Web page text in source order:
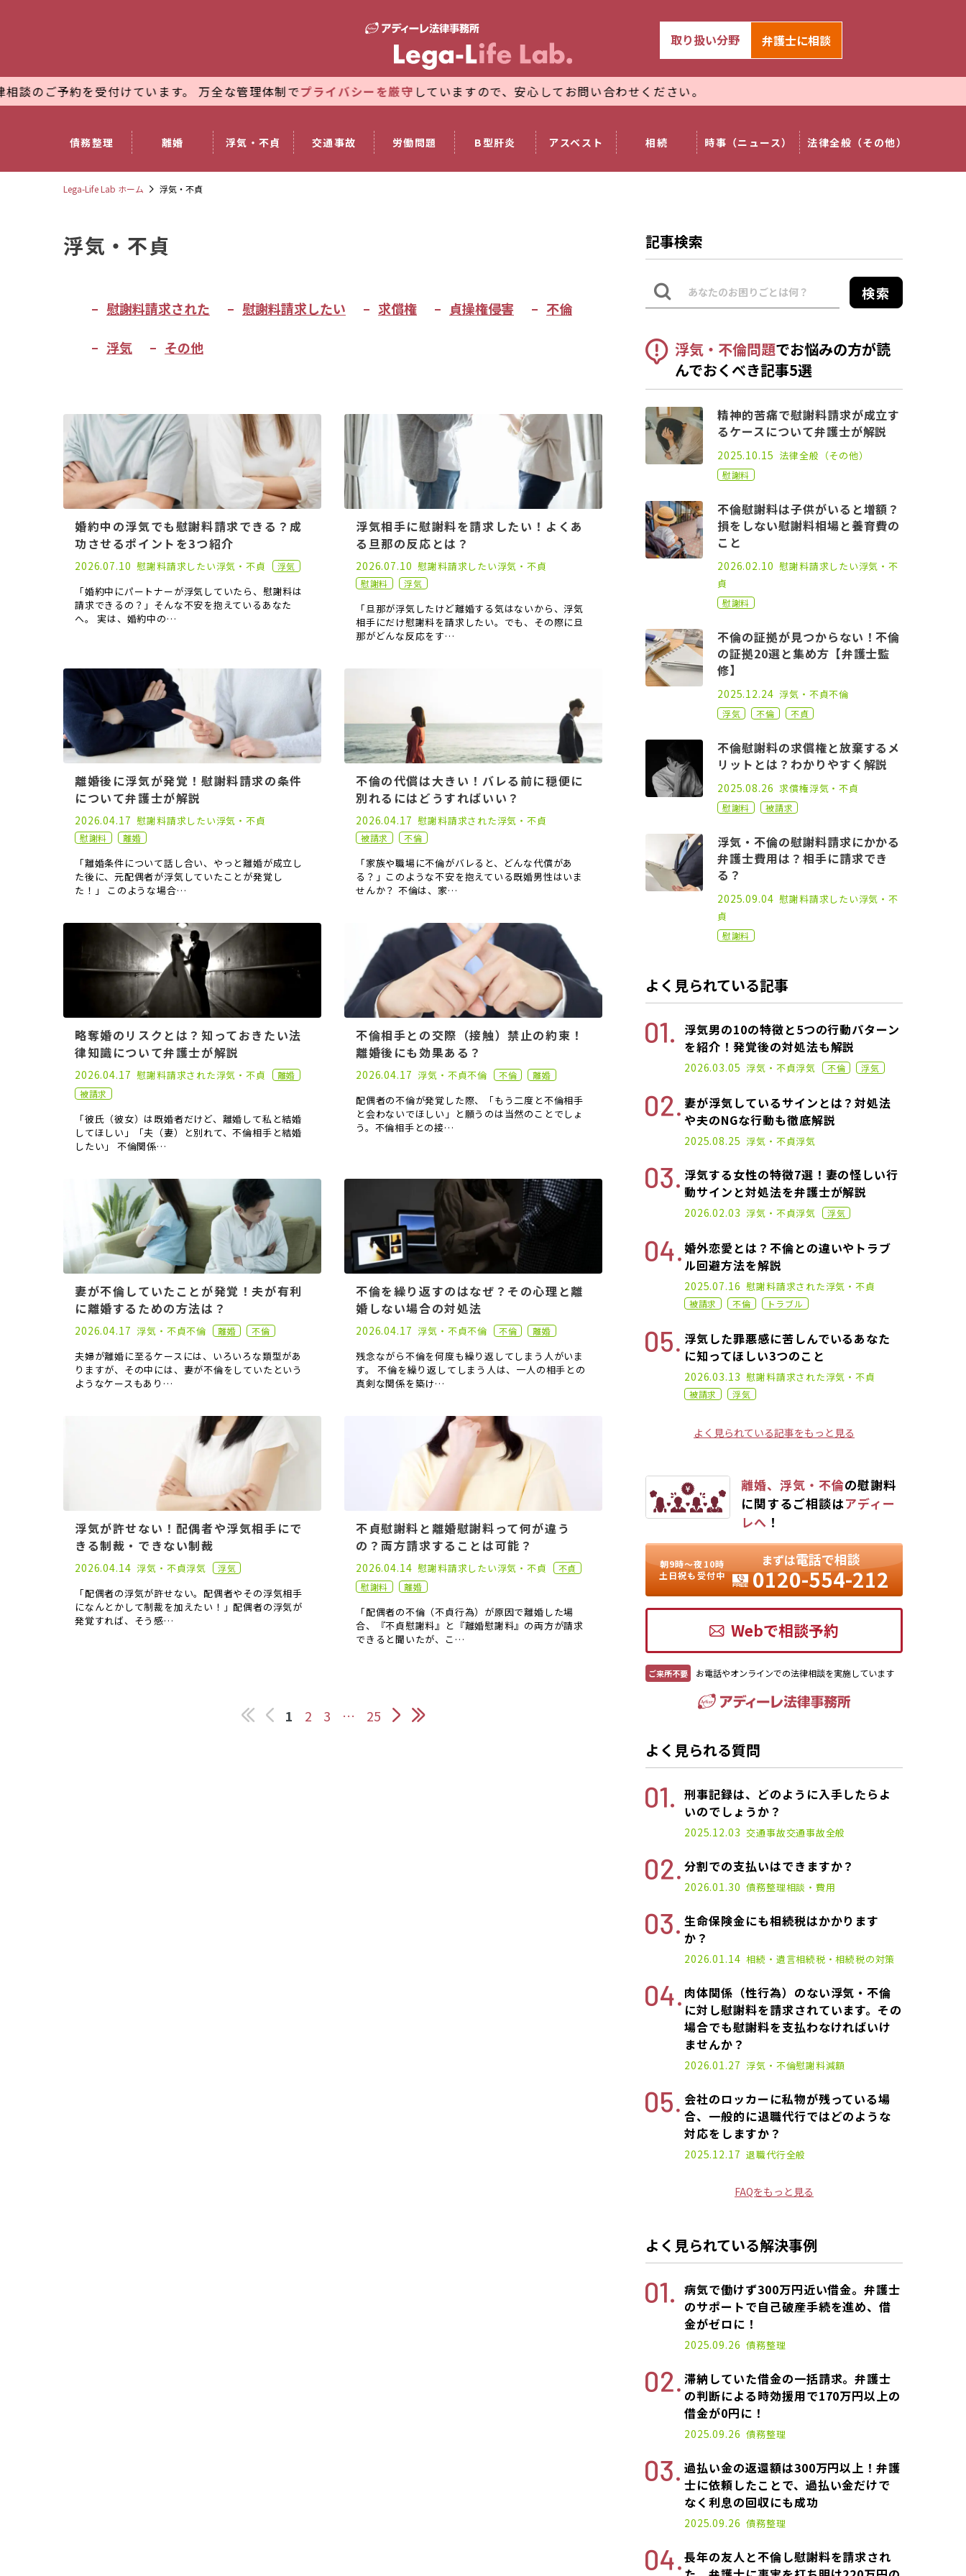
受付けています。 万全な管理体制でプライバシーを厳守していますので、安心してお問い合わせください。
債務整理 離婚 浮気・不貞 交通事故 労働問題 B型肝炎 アスベスト 相続 時事（ニュース） 法律全般（その他）
取り扱い分野 弁護士に相談
Lega-Life Lab ホーム 浮気・不貞
浮気・不貞
慰謝料請求された 慰謝料請求したい 求償権 貞操権侵害 不倫
浮気 その他
婚約中の浮気でも慰謝料請求できる？成
功させるポイントを3つ紹介
2022.11.30
2026.07.10 慰謝料請求したい浮気・不貞 浮気
「婚約中にパートナーが浮気していたら、慰謝料は
請求できるの？」そんな不安を抱えているあなた
へ。 実は、婚約中の…
浮気相手に慰謝料を請求したい！よくあ
る旦那の反応とは？
2023.11.08
2026.07.10 慰謝料請求したい浮気・不貞
慰謝料 浮気
「旦那が浮気したけど離婚する気はないから、浮気
相手にだけ慰謝料を請求したい。でも、その際に旦
那がどんな反応をす…
離婚後に浮気が発覚！慰謝料請求の条件
について弁護士が解説
2022.05.06
2026.04.17 慰謝料請求したい浮気・不貞
慰謝料 離婚
「離婚条件について話し合い、やっと離婚が成立し
た後に、元配偶者が浮気していたことが発覚し
た！」 このような場合…
不倫の代償は大きい！バレる前に穏便に
別れるにはどうすればいい？
2023.02.15
2026.04.17 慰謝料請求された浮気・不貞
被請求 不倫
「家族や職場に不倫がバレると、どんな代償があ
る？」このような不安を抱えている既婚男性はいま
せんか？ 不倫は、家…
略奪婚のリスクとは？知っておきたい法
律知識について弁護士が解説
2021.01.25
2026.04.17 慰謝料請求された浮気・不貞
離婚
被請求
「彼氏（彼女）は既婚者だけど、離婚して私と結婚
してほしい」「夫（妻）と別れて、不倫相手と結婚
したい」 不倫関係…
不倫相手との交際（接触）禁止の約束！
離婚後にも効果ある？
2021.06.02
2026.04.17 浮気・不貞不倫 不倫 離婚
配偶者の不倫が発覚した際、「もう二度と不倫相手
と会わないでほしい」と願うのは当然のことでしょ
う。不倫相手との接…
妻が不倫していたことが発覚！夫が有利
に離婚するための方法は？
2021.06.02
2026.04.17 浮気・不貞不倫 離婚 不倫
夫婦が離婚に至るケースには、いろいろな類型があ
りますが、その中には、妻が不倫をしていたという
ようなケースもあり…
不倫を繰り返すのはなぜ？その心理と離
婚しない場合の対処法
2021.03.31
2026.04.17 浮気・不貞不倫 不倫 離婚
残念ながら不倫を何度も繰り返してしまう人がいま
す。 不倫を繰り返してしまう人は、一人の相手との
真剣な関係を築け…
浮気が許せない！配偶者や浮気相手にで
きる制裁・できない制裁
2022.10.19
2026.04.14 浮気・不貞浮気 浮気
「配偶者の浮気が許せない。配偶者やその浮気相手
になんとかして制裁を加えたい！」配偶者の浮気が
発覚すれば、そう感…
不貞慰謝料と離婚慰謝料って何が違う
の？両方請求することは可能？
2022.08.03
2026.04.14 慰謝料請求したい浮気・不貞
不貞
慰謝料
離婚
「配偶者の不倫（不貞行為）が原因で離婚した場
合、『不貞慰謝料』と『離婚慰謝料』の両方が請求
できると聞いたが、こ…
1 2 3 … 25
記事検索
検索
浮気・不倫問題でお悩みの方が読
んでおくべき記事5選
精神的苦痛で慰謝料請求が成立す
るケースについて弁護士が解説
2021.03.17
2025.10.15 法律全般（その他）
慰謝料
不倫慰謝料は子供がいると増額？
損をしない慰謝料相場と養育費の
こと
2022.05.06
2026.02.10 慰謝料請求したい浮気・不
貞
慰謝料
不倫の証拠が見つからない！不倫
の証拠20選と集め方【弁護士監
修】
2021.02.17
2025.12.24 浮気・不貞不倫
浮気 不倫 不貞
不倫慰謝料の求償権と放棄するメ
リットとは？わかりやすく解説
2022.09.21
2025.08.26 求償権浮気・不貞
慰謝料 被請求
浮気・不倫の慰謝料請求にかかる
弁護士費用は？相手に請求でき
る？
2021.10.01
2025.09.04 慰謝料請求したい浮気・不
貞
慰謝料
よく見られている記事
浮気男の10の特徴と5つの行動パターン
を紹介！発覚後の対処法も解説
2022.12.07
2026.03.05 浮気・不貞浮気 不倫 浮気
妻が浮気しているサインとは？対処法
や夫のNGな行動も徹底解説
2025.01.17
2025.08.25 浮気・不貞浮気
浮気する女性の特徴7選！妻の怪しい行
動サインと対処法を弁護士が解説
2023.01.18
2026.02.03 浮気・不貞浮気 浮気
婚外恋愛とは？不倫との違いやトラブ
ル回避方法を解説
2023.04.19
2025.07.16 慰謝料請求された浮気・不貞
被請求 不倫 トラブル
浮気した罪悪感に苦しんでいるあなた
に知ってほしい3つのこと
2023.03.01
2026.03.13 慰謝料請求された浮気・不貞
被請求 浮気
よく見られている記事をもっと見る
離婚、浮気・不倫の慰謝料
に関するご相談はアディー
レへ ！
朝9時〜夜10時
土日祝も受付中
まずは電話で相談
0120-554-212
Webで相談予約
ご来所不要 お電話やオンラインでの法律相談を実施しています
よく見られる質問
刑事記録は、どのように入手したらよ
いのでしょうか？
2025.12.03 交通事故交通事故全般
分割での支払いはできますか？
2026.01.30 債務整理相談・費用
生命保険金にも相続税はかかります
か？
2026.01.14 相続・遺言相続税・相続税の対策
肉体関係（性行為）のない浮気・不倫
に対し慰謝料を請求されています。その
場合でも慰謝料を支払わなければいけ
ませんか？
2026.01.27 浮気・不倫慰謝料減額
会社のロッカーに私物が残っている場
合、一般的に退職代行ではどのような
対応をしますか？
2025.12.17 退職代行全般
FAQをもっと見る
よく見られている解決事例
病気で働けず300万円近い借金。弁護士
のサポートで自己破産手続を進め、借
金がゼロに！
2025.09.26 債務整理
滞納していた借金の一括請求。弁護士
の判断による時効援用で170万円以上の
借金が0円に！
2025.09.26 債務整理
過払い金の返還額は300万円以上！弁護
士に依頼したことで、過払い金だけで
なく利息の回収にも成功
2025.09.26 債務整理
長年の友人と不倫し慰謝料を請求され